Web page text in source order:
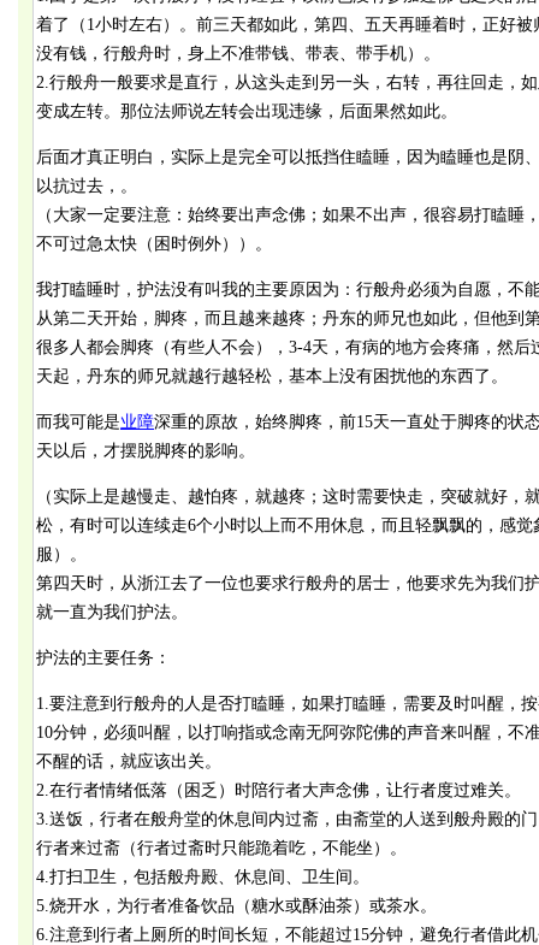
着了（1小时左右）。前三天都如此，第四、五天再睡着时，正好
没有钱，行般舟时，身上不准带钱、带表、带手机）。
2.行般舟一般要求是直行，从这头走到另一头，右转，再往回走，
变成左转。那位法师说左转会出现违缘，后面果然如此。
后面才真正明白，实际上是完全可以抵挡住瞌睡，因为瞌睡也是阴
以抗过去，。
（大家一定要注意：始终要出声念佛；如果不出声，很容易打瞌睡
不可过急太快（困时例外））。
我打瞌睡时，护法没有叫我的主要原因为：行般舟必须为自愿，不
从第二天开始，脚疼，而且越来越疼；丹东的师兄也如此，但他到
很多人都会脚疼（有些人不会），3-4天，有病的地方会疼痛，然
天起，丹东的师兄就越行越轻松，基本上没有困扰他的东西了。
而我可能是业障深重的原故，始终脚疼，前15天一直处于脚疼的状
天以后，才摆脱脚疼的影响。
（实际上是越慢走、越怕疼，就越疼；这时需要快走，突破就好，
松，有时可以连续走6个小时以上而不用休息，而且轻飘飘的，感
服）。
第四天时，从浙江去了一位也要求行般舟的居士，他要求先为我们
就一直为我们护法。
护法的主要任务：
1.要注意到行般舟的人是否打瞌睡，如果打瞌睡，需要及时叫醒，
10分钟，必须叫醒，以打响指或念南无阿弥陀佛的声音来叫醒，不
不醒的话，就应该出关。
2.在行者情绪低落（困乏）时陪行者大声念佛，让行者度过难关。
3.送饭，行者在般舟堂的休息间内过斋，由斋堂的人送到般舟殿的
行者来过斋（行者过斋时只能跪着吃，不能坐）。
4.打扫卫生，包括般舟殿、休息间、卫生间。
5.烧开水，为行者准备饮品（糖水或酥油茶）或茶水。
6.注意到行者上厕所的时间长短，不能超过15分钟，避免行者借此